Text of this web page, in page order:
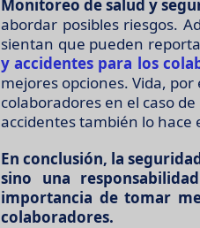
Monitoreo de salud y
abordar posibles riesgos.
sientan que pueden
y accidentes para los
mejores opciones. Vida,
colaboradores en el caso
accidentes también lo hace
En conclusión, la
sino una
importancia de tomar
colaboradores.